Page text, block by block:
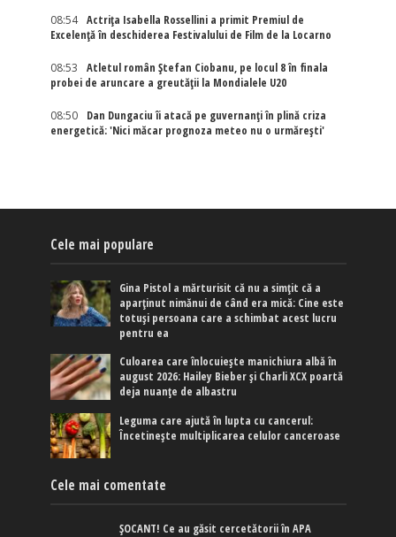
08:54
Actriţa Isabella Rossellini a primit Premiul de
Excelenţă în deschiderea Festivalului de Film de la Locarno
08:53
Atletul român Ștefan Ciobanu, pe locul 8 în finala
probei de aruncare a greutății la Mondialele U20
08:50
Dan Dungaciu îi atacă pe guvernanți în plină criza
energetică: 'Nici măcar prognoza meteo nu o urmărești'
Cele mai populare
Gina Pistol a mărturisit că nu a simțit că a
aparținut nimănui de când era mică: Cine este
totuși persoana care a schimbat acest lucru
pentru ea
Culoarea care înlocuiește manichiura albă în
august 2026: Hailey Bieber și Charli XCX poartă
deja nuanțe de albastru
Leguma care ajută în lupta cu cancerul:
Încetinește multiplicarea celulor canceroase
Cele mai comentate
ȘOCANT! Ce au găsit cercetătorii în APA